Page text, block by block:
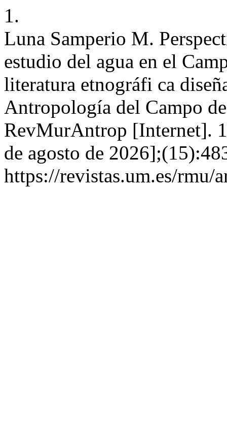
1.
Luna Samperio M.
estudio del agua en el
literatura etnográfi ca
Antropología del Campo
RevMurAntrop [Internet].
de agosto de
https://revistas.um.es/rmu/